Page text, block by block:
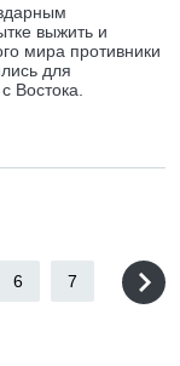
выжить и
мира противники
для
Востока.
6 7